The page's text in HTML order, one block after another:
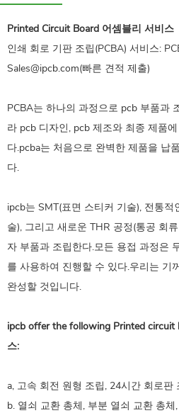
Printed Circuit Board 어셈블리 서비스
인쇄 회로 기판 조립(PCBA) 서비스:
Sales@ipcb.com(빠른 견적 제출)
PCBA는 하나의 과정으로 pcb 부품과
라 pcb 디자인, pcb 제조와 최종 제품
다.pcba는 처음으로 완벽한 제품을 납
다.
ipcb는 SMT(표면 스티커 기술), 전통
술), 그리고 새로운 THR 공정(통공 회
자 부품과 조립한다.모든 용접 과정은
를 사용하여 진행할 수 있다.우리는 기
완성할 것입니다.
ipcb offer the following Printed circuit
스:
a, 고속 회전 원형 조립, 24시간 회로판
b. 열쇠 교환 총체, 부분 열쇠 교환 총체